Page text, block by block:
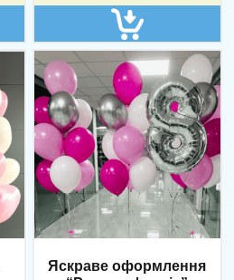
968,00 грн..
899,00 грн..
Яскраве оформлення